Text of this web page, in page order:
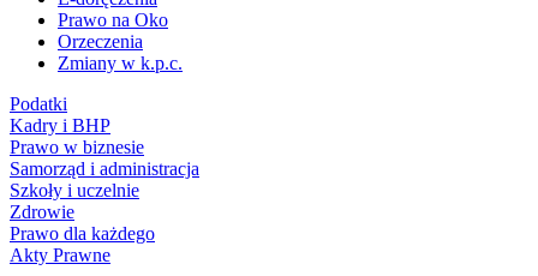
Prawo na Oko
Orzeczenia
Zmiany w k.p.c.
Podatki
Kadry i BHP
Prawo w biznesie
Samorząd i administracja
Szkoły i uczelnie
Zdrowie
Prawo dla każdego
Akty Prawne